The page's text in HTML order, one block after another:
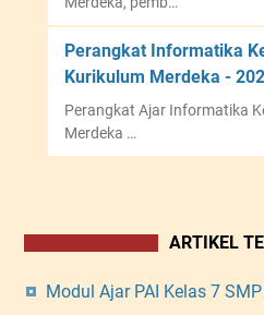
Perangkat Informatika
Kurikulum Merdeka -
Perangkat Ajar Informatika
Merdeka …
ARTIKEL
Modul Ajar PAI Kelas 7